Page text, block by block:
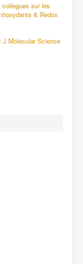
collègues sur les
& Redox
J Molecular Science